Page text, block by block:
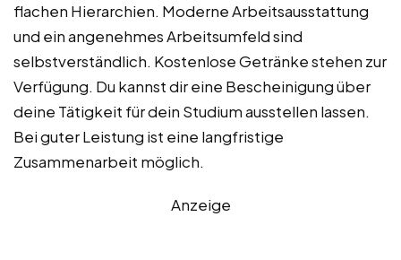
flachen Hierarchien. Moderne Arbeitsausstattung
und ein angenehmes Arbeitsumfeld sind
selbstverständlich. Kostenlose Getränke stehen zur
Verfügung. Du kannst dir eine Bescheinigung über
deine Tätigkeit für dein Studium ausstellen lassen.
Bei guter Leistung ist eine langfristige
Zusammenarbeit möglich.
Anzeige